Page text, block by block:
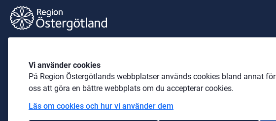
Vi använder cookies
På Region Östergötlands webbplatser används cookies bland annat
oss att göra en bättre webbplats om du accepterar cookies.
Läs om cookies och hur vi använder dem
Sidansvarig är Maria Brusman
Telefon: 010-103 65 12
E-post: maria.brusman@regionostergotland.se